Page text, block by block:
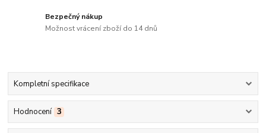
Bezpečný nákup
Možnost vrácení zboží do 14 dnů
Kompletní specifikace
Hodnocení 3